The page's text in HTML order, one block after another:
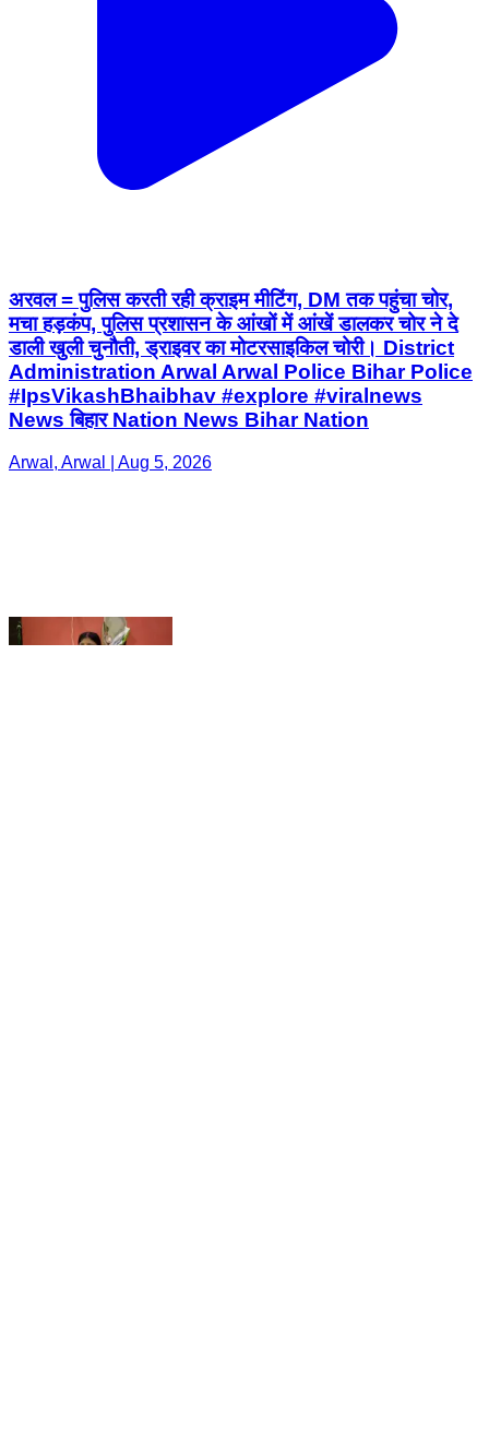
अरवल = पुलिस करती रही क्राइम मीटिंग, DM तक पहुंचा चोर,
मचा हड़कंप, पुलिस प्रशासन के आंखों में आंखें डालकर चोर ने दे
News बिहार Nation News Bihar Nation
Arwal, Arwal | Aug 5, 2026